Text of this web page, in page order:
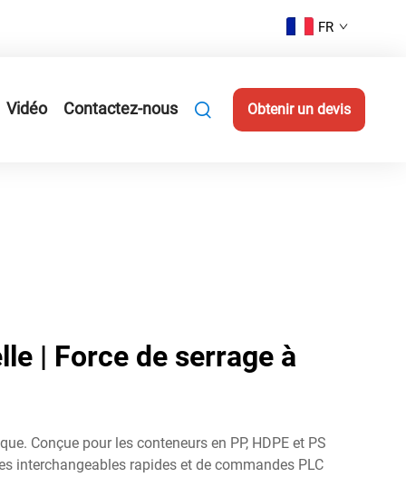
FR
Vidéo Contactez-nous Obtenir un devis
| Force de serrage à
Conçue pour les conteneurs en PP, HDPE et PS
interchangeables rapides et de commandes PLC